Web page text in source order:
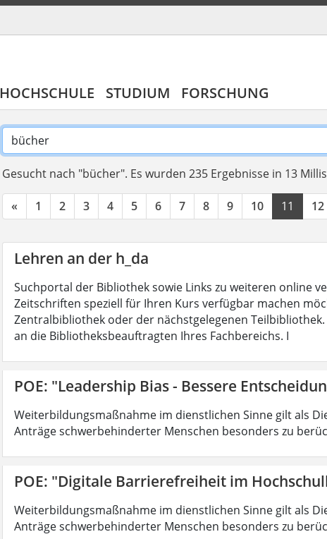
HOCHSCHULE STUDIUM FORSCHUNG
Gesucht nach "bücher". Es wurden 235 Ergebnisse in 13
« 1 2 3 4 5 6 7 8 9 10 11 12
Lehren an der h_da
Suchportal der Bibliothek sowie Links zu weiteren online
Zeitschriften speziell für Ihren Kurs verfügbar machen
Zentralbibliothek oder der nächstgelegenen Teilbibliothek.
an die Bibliotheksbeauftragten Ihres Fachbereichs. I
POE: "Leadership Bias - Bessere
Weiterbildungsmaßnahme im dienstlichen Sinne gilt als
Anträge schwerbehinderter Menschen besonders zu
POE: "Digitale Barrierefreiheit im
Weiterbildungsmaßnahme im dienstlichen Sinne gilt als
Anträge schwerbehinderter Menschen besonders zu